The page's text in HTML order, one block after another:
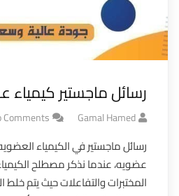
رسائل ماجستير كيمياء
Gamal Hamed
Comments
رسائل ماجستير في الكيمياء
عضويه، عندما نذكر مصطلح
المختبرات والتفاعلات حيث يتم خلط